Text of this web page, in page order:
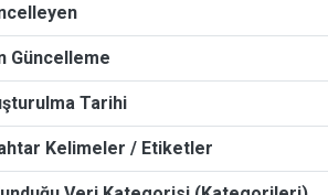
Güncelleme
Tarihi
Kelimeler / Etiketler